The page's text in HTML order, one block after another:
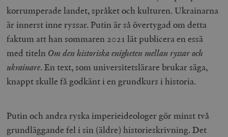
korrumperade landet, språket och kulturen. Ukrainarna
är innerst inne ryssar. Putin är så övertygad om detta
faktum att han sommaren 2021 lät publicera en essä
med titeln Om den historiska enigheten mellan ryssar och
ukrainare. En text, som universitetslärare brukar säga,
knappt skulle få godkänt i en grundkurs i historia.
Putin och andra ryska imperieideologer gör minst två
grundläggande fel i sin (äldre) historieskrivning. Det